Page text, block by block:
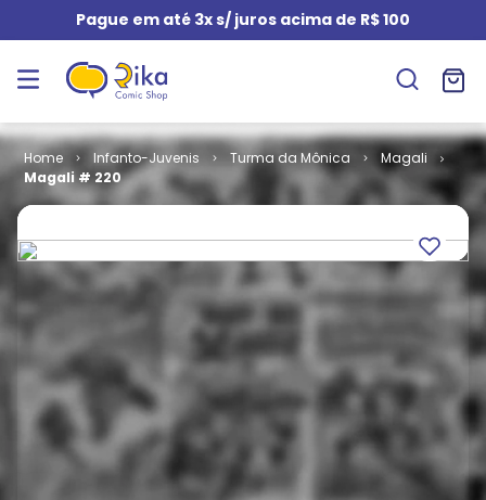
Pague em até 3x s/ juros acima de R$ 100
Infanto-Juvenis Turma da Mônica
Magali
Magali # 220